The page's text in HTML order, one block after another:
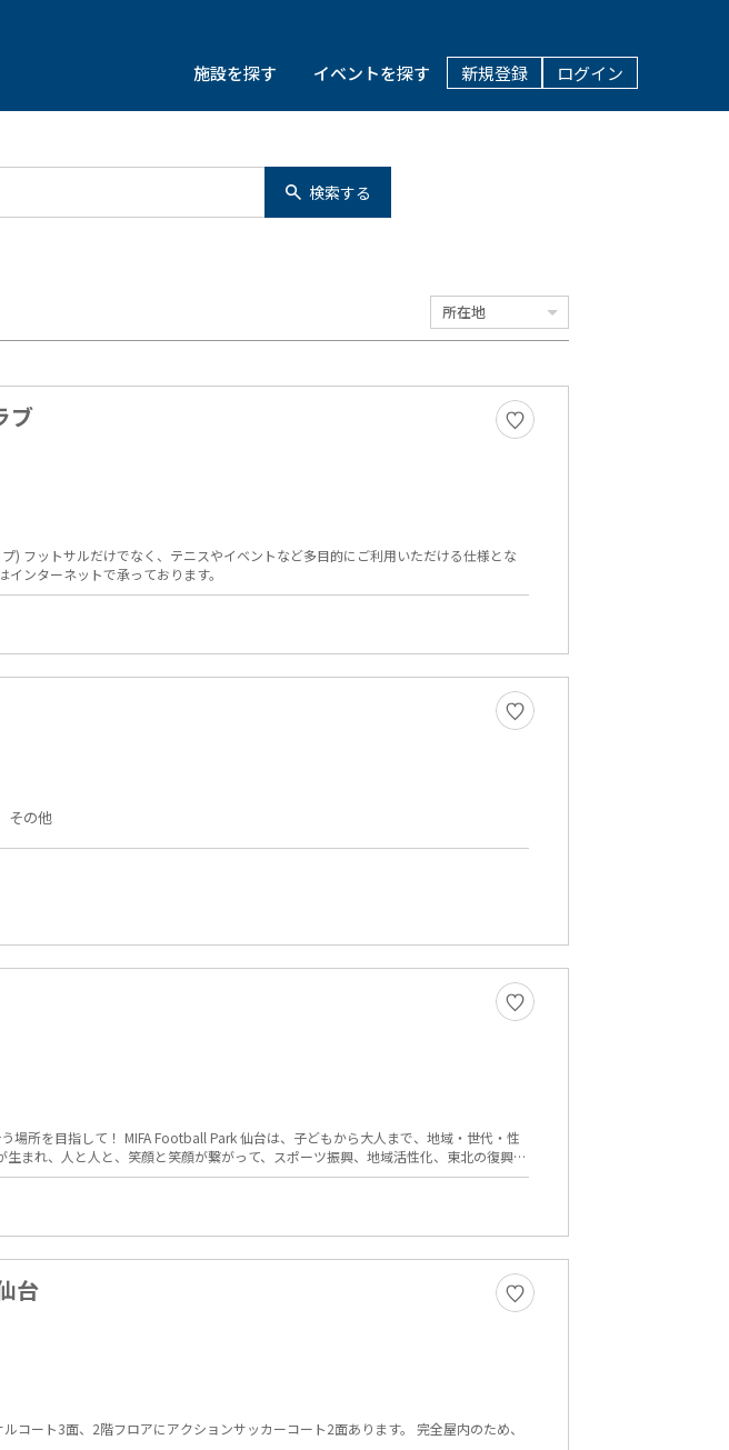
施設を探す イベントを探す 新規登録 ログイン
検索する
ブ
とな
ンターネットで承っております。
その他
もから大人まで、地域・世代・性
まれ、人と人と、笑顔と笑顔が繋がって、スポーツ振興、地域活性化、東北の復興に
台
コート3面、2階フロアにアクションサッカーコート2面あります。 完全屋内のため、